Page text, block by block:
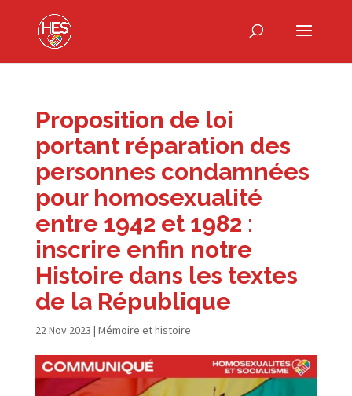
Proposition de loi
portant réparation des
personnes condamnées
pour homosexualité
entre 1942 et 1982 :
inscrire enfin notre
Histoire dans les textes
de la République
22 Nov 2023 | Mémoire et histoire